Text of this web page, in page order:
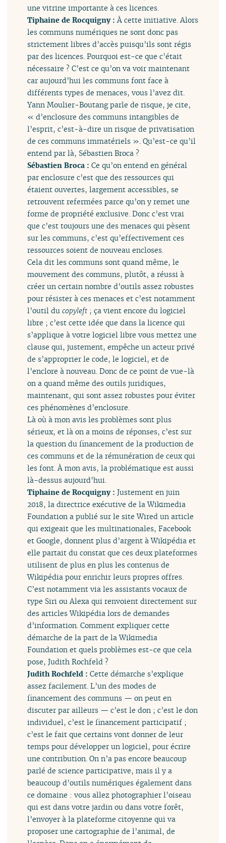
une vitrine importante à ces licences.
Tiphaine de Rocquigny :À cette initiative. Alors
les communs numériques ne sont donc pas
strictement libres d’accès puisqu’ils sont régis
par des licences. Pourquoi est-ce que c’était
nécessaire ? C’est ce qu’on va voir maintenant
car aujourd’hui les communs font face à
différents types de menaces, vous l’avez dit.
Yann Moulier-Boutang parle de risque, je cite,
« d’enclosure des communs intangibles de
l’esprit, c’est-à-dire un risque de privatisation
de ces communs immatériels ». Qu’est-ce qu’il
entend par là, Sébastien Broca ?
Sébastien Broca :Ce qu’on entend en général
par enclosure c’est que des ressources qui
étaient ouvertes, largement accessibles, se
retrouvent refermées parce qu’on y remet une
forme de propriété exclusive. Donc c’est vrai
que c’est toujours une des menaces qui pèsent
sur les communs, c’est qu’effectivement ces
ressources soient de nouveau encloses.
Cela dit les communs sont quand même, le
mouvement des communs, plutôt, a réussi à
créer un certain nombre d’outils assez robustes
pour résister à ces menaces et c’est notamment
l’outil ducopyleft ; ça vient encore du logiciel
libre ; c’est cette idée que dans la licence qui
s’applique à votre logiciel libre vous mettez une
clause qui, justement, empêche un acteur privé
de s’approprier le code, le logiciel, et de
l’enclore à nouveau. Donc de ce point de vue-là
on a quand même des outils juridiques,
maintenant, qui sont assez robustes pour éviter
ces phénomènes d’enclosure.
Là où à mon avis les problèmes sont plus
sérieux, et là on a moins de réponses, c’est sur
la question du financement de la production de
ces communs et de la rémunération de ceux qui
les font. À mon avis, la problématique est aussi
là-dessus aujourd’hui.
Tiphaine de Rocquigny :Justement en juin
2018, la directrice exécutive de la Wikimedia
Foundation a publié sur le site Wired un article
qui exigeait que les multinationales, Facebook
et Google, donnent plus d’argent à Wikipédia et
elle partait du constat que ces deux plateformes
utilisent de plus en plus les contenus de
Wikipédia pour enrichir leurs propres offres.
C’est notamment via les assistants vocaux de
type Siri ou Alexa qui renvoient directement sur
des articles Wikipédia lors de demandes
d’information. Comment expliquer cette
démarche de la part de la Wikimedia
Foundation et quels problèmes est-ce que cela
pose, Judith Rochfeld ?
Judith Rochfeld :Cette démarche s’explique
assez facilement. L’un des modes de
financement des communs — on peut en
discuter par ailleurs — c’est le don ; c’est le don
individuel, c’est le financement participatif ;
c’est le fait que certains vont donner de leur
temps pour développer un logiciel, pour écrire
une contribution. On n’a pas encore beaucoup
parlé de science participative, mais il y a
beaucoup d’outils numériques également dans
ce domaine : vous allez photographier l’oiseau
qui est dans votre jardin ou dans votre forêt,
l’envoyer à la plateforme citoyenne qui va
proposer une cartographie de l’animal, de